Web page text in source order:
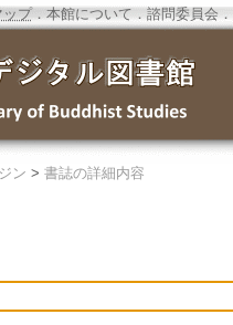
ップ．本館について ． 諮問委員会．
ン > 書誌の詳細内容